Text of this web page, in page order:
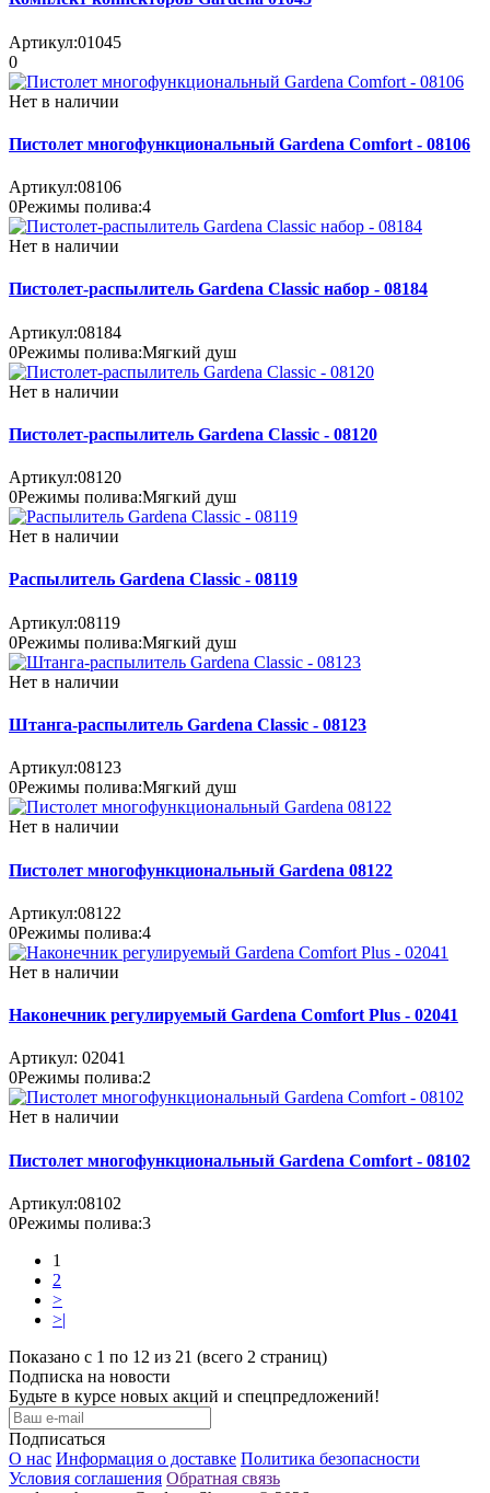
Артикул:01045
0
Нет в наличии
Пистолет многофункциональный Gardena Comfort - 08106
Артикул:08106
0Режимы полива:4
Нет в наличии
Пистолет-распылитель Gardena Classic набор - 08184
Артикул:08184
0Режимы полива:Мягкий душ
Нет в наличии
Пистолет-распылитель Gardena Classic - 08120
Артикул:08120
0Режимы полива:Мягкий душ
Нет в наличии
Распылитель Gardena Classic - 08119
Артикул:08119
0Режимы полива:Мягкий душ
Нет в наличии
Штанга-распылитель Gardena Classic - 08123
Артикул:08123
0Режимы полива:Мягкий душ
Нет в наличии
Пистолет многофункциональный Gardena 08122
Артикул:08122
0Режимы полива:4
Нет в наличии
Наконечник регулируемый Gardena Comfort Plus - 02041
Артикул: 02041
0Режимы полива:2
Нет в наличии
Пистолет многофункциональный Gardena Comfort - 08102
Артикул:08102
0Режимы полива:3
1
2
>
>|
Показано с 1 по 12 из 21 (всего 2 страниц)
Подписка на новости
Будьте в курсе новых акций и спецпредложений!
Подписаться
О нас Информация о доставке Политика безопасности
Условия соглашения Обратная связь